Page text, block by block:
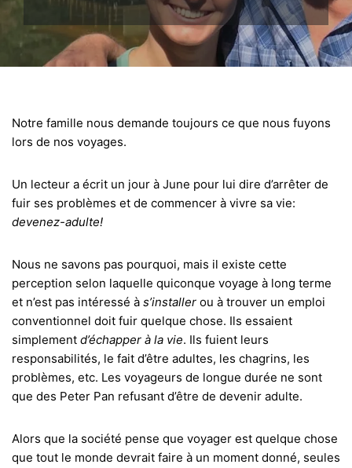
Notre famille nous demande toujours ce que nous fuyons
lors de nos voyages.
Un lecteur a écrit un jour à June pour lui dire d’arrêter de
fuir ses problèmes et de commencer à vivre sa vie:
devenez-adulte!
Nous ne savons pas pourquoi, mais il existe cette
perception selon laquelle quiconque voyage à long terme
et n’est pas intéressé à s’installer ou à trouver un emploi
conventionnel doit fuir quelque chose. Ils essaient
simplement d’échapper à la vie. Ils fuient leurs
responsabilités, le fait d’être adultes, les chagrins, les
problèmes, etc. Les voyageurs de longue durée ne sont
que des Peter Pan refusant d’être de devenir adulte.
Alors que la société pense que voyager est quelque chose
que tout le monde devrait faire à un moment donné, seules